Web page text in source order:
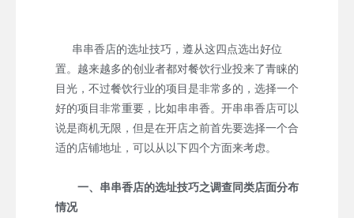
串串香店的选址技巧，遵从这四点选出好位
置。越来越多的创业者都对餐饮行业投来了青睐的
目光，不过餐饮行业的项目是非常多的，选择一个
好的项目非常重要，比如串串香。开串串香店可以
说是商机无限，但是在开店之前首先要选择一个合
适的店铺地址，可以从以下四个方面来考虑。
一、串串香店的选址技巧之调查同类店面分布
情况